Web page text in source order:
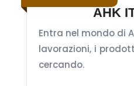
AHK
Entra nel mondo di
lavorazioni, i
cercando.